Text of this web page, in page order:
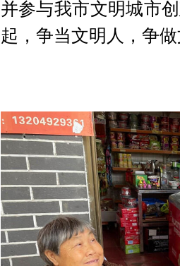
并参与我市文明城市
起，争当文明人，争